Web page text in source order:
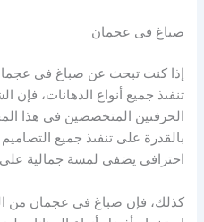
صباغ فى عجمان
إذا كنت تبحث عن صباغ فى عجمان
تنفىذ جميع أنواع الدهانات، فإن
الحرفىين المتخصصين فى هذا
بالقدرة على تنفىذ جميع
احترافى يضفى لمسة جمالية على
كذلك، فإن صباغ فى عجمان من